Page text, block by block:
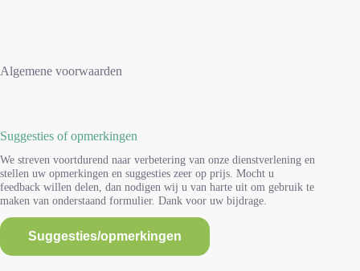
Algemene voorwaarden
Suggesties of opmerkingen
We streven voortdurend naar verbetering van onze dienstverlening en
stellen uw opmerkingen en suggesties zeer op prijs. Mocht u
feedback willen delen, dan nodigen wij u van harte uit om gebruik te
maken van onderstaand formulier. Dank voor uw bijdrage.
Suggesties/opmerkingen